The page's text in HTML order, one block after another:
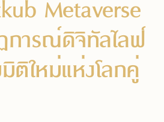
Metaverse
การณ์ดิจิทัลไลฟ์
ติใหม่แห่งโลกคู่